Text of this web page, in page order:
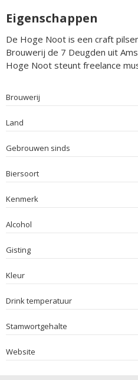
Eigenschappen
De Hoge Noot is een craft
Brouwerij de 7 Deugden uit
Hoge Noot steunt freelance
Brouwerij
Land
Gebrouwen sinds
Biersoort
Kenmerk
Alcohol
Gisting
Kleur
Drink temperatuur
Stamwortgehalte
Website